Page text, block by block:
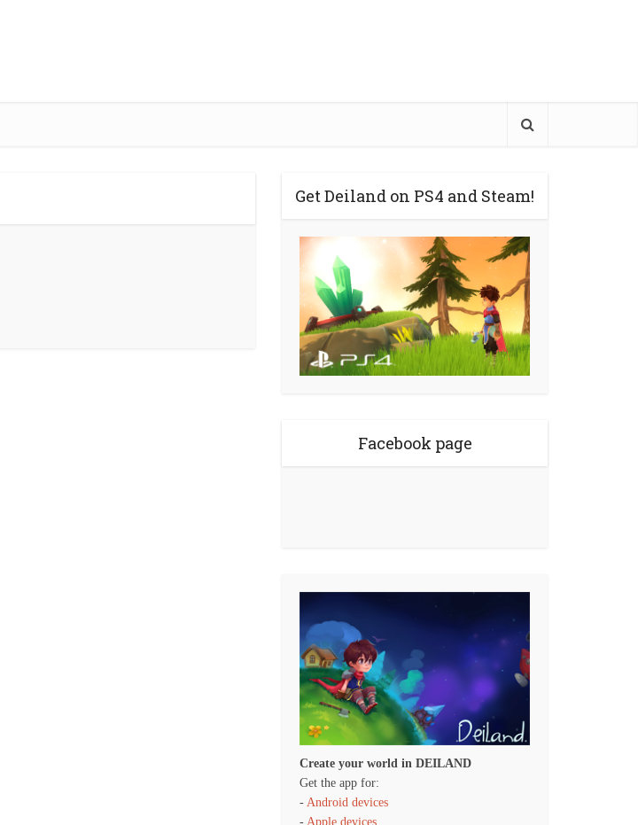
Get Deiland on PS4 and Steam!
Facebook page
Create your world in DEILAND
Get the app for:
- Android devices
- Apple devices